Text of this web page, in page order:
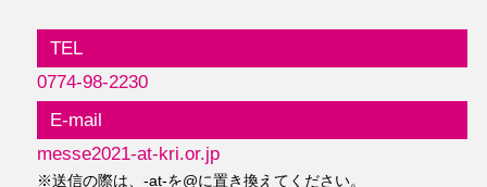
TEL
0774-98-2230
E-mail
messe2021-at-kri.or.jp
※送信の際は、-at-を@に置き換えてください。